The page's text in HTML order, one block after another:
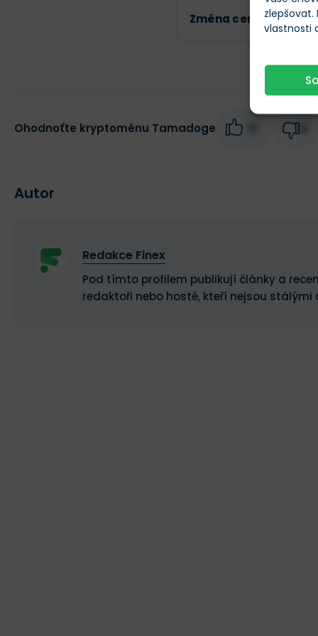
vlastnosti
Změna ceny za 24h
Ohodnoťte kryptoměnu Tamadoge
Autor
Redakce Finex
Pod tímto profilem publikují články a
redaktoři nebo hosté, kteří nejsou stálými